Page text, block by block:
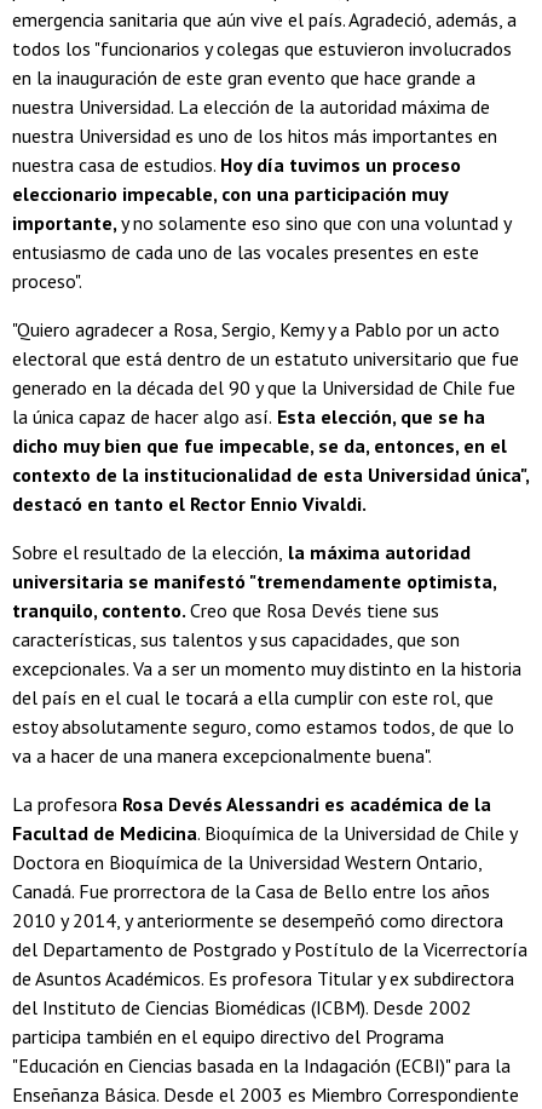
emergencia sanitaria que aún vive el país. Agradeció, además, a
todos los "funcionarios y colegas que estuvieron involucrados
en la inauguración de este gran evento que hace grande a
nuestra Universidad. La elección de la autoridad máxima de
nuestra Universidad es uno de los hitos más importantes en
nuestra casa de estudios. Hoy día tuvimos un proceso
eleccionario impecable, con una participación muy
importante, y no solamente eso sino que con una voluntad y
entusiasmo de cada uno de las vocales presentes en este
proceso".
"Quiero agradecer a Rosa, Sergio, Kemy y a Pablo por un acto
electoral que está dentro de un estatuto universitario que fue
generado en la década del 90 y que la Universidad de Chile fue
la única capaz de hacer algo así. Esta elección, que se ha
dicho muy bien que fue impecable, se da, entonces, en el
contexto de la institucionalidad de esta Universidad única",
destacó en tanto el Rector Ennio Vivaldi.
Sobre el resultado de la elección, la máxima autoridad
universitaria se manifestó "tremendamente optimista,
tranquilo, contento. Creo que Rosa Devés tiene sus
características, sus talentos y sus capacidades, que son
excepcionales. Va a ser un momento muy distinto en la historia
del país en el cual le tocará a ella cumplir con este rol, que
estoy absolutamente seguro, como estamos todos, de que lo
va a hacer de una manera excepcionalmente buena".
La profesora Rosa Devés Alessandri es académica de la
Facultad de Medicina. Bioquímica de la Universidad de Chile y
Doctora en Bioquímica de la Universidad Western Ontario,
Canadá. Fue prorrectora de la Casa de Bello entre los años
2010 y 2014, y anteriormente se desempeñó como directora
del Departamento de Postgrado y Postítulo de la Vicerrectoría
de Asuntos Académicos. Es profesora Titular y ex subdirectora
del Instituto de Ciencias Biomédicas (ICBM). Desde 2002
participa también en el equipo directivo del Programa
"Educación en Ciencias basada en la Indagación (ECBI)" para la
Enseñanza Básica. Desde el 2003 es Miembro Correspondiente